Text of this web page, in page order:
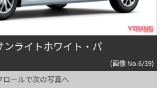
ンライトホワイト・パ
(画像 No.6/39)
ロールで次の写真へ